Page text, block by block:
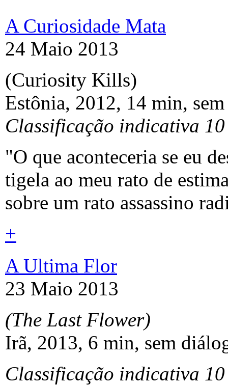
A Curiosidade Mata
24 Maio 2013
(Curiosity Kills)
Estônia, 2012, 14 min,
Classificação indicativa 10
"O que aconteceria se eu
tigela ao meu rato de
sobre um rato assassino
+
A Ultima Flor
23 Maio 2013
(The Last Flower)
Irã, 2013, 6 min, sem
Classificação indicativa 10